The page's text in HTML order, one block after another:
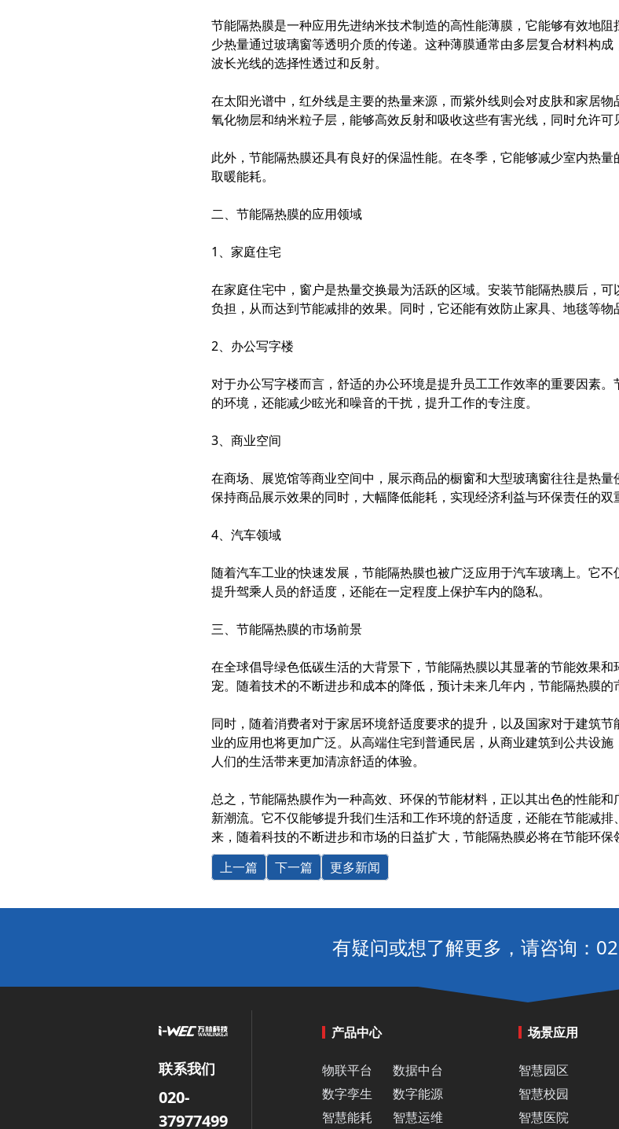
节能隔热膜是一种应用先进纳米技术制造的高性能薄膜，它能够有效地
少热量通过玻璃窗等透明介质的传递。这种薄膜通常由多层复合材料构成
波长光线的选择性透过和反射。
在太阳光谱中，红外线是主要的热量来源，而紫外线则会对皮肤和家居
氧化物层和纳米粒子层，能够高效反射和吸收这些有害光线，同时允许可
此外，节能隔热膜还具有良好的保温性能。在冬季，它能够减少室内热
取暖能耗。
二、节能隔热膜的应用领域
1、家庭住宅
在家庭住宅中，窗户是热量交换最为活跃的区域。安装节能隔热膜后，
负担，从而达到节能减排的效果。同时，它还能有效防止家具、地毯等物
2、办公写字楼
对于办公写字楼而言，舒适的办公环境是提升员工工作效率的重要因素
的环境，还能减少眩光和噪音的干扰，提升工作的专注度。
3、商业空间
在商场、展览馆等商业空间中，展示商品的橱窗和大型玻璃窗往往是热量
保持商品展示效果的同时，大幅降低能耗，实现经济利益与环保责任的双
4、汽车领域
随着汽车工业的快速发展，节能隔热膜也被广泛应用于汽车玻璃上。它不
提升驾乘人员的舒适度，还能在一定程度上保护车内的隐私。
三、节能隔热膜的市场前景
在全球倡导绿色低碳生活的大背景下， 节能隔热膜以其显著的节能效果
宠。随着技术的不断进步和成本的降低，预计未来几年内，节能隔热膜的
同时，随着消费者对于家居环境舒适度要求的提升，以及国家对于建筑
业的应用也将更加广泛。从高端住宅到普通民居，从商业建筑到公共设
人们的生活带来更加清凉舒适的体验。
总之，节能隔热膜作为一种高效、环保的节能材料，正以其出色的性能
新潮流。它不仅能够提升我们生活和工作环境的舒适度，还能在节能减
来，随着科技的不断进步和市场的日益扩大，节能隔热膜必将在节能环保
上一篇 下一篇 更多新闻
有疑问或想了解更多，请咨询：
联系我们
020-
37977499
产品中心
物联平台
数据中台
数字孪生
数字能源
智慧能耗
智慧运维
场景应用
智慧园区
智慧校园
智慧医院